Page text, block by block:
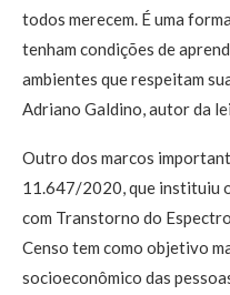
todos merecem. É uma
tenham condições de
ambientes que respeitam
Adriano Galdino, autor da
Outro dos marcos
11.647/2020, que instituiu
com Transtorno do
Censo tem como objetivo
socioeconômico das